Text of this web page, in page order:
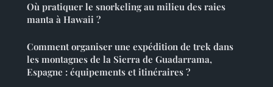
Où pratiquer le snorkeling au milieu des raies
manta à Hawaii ?
Comment organiser une expédition de trek dans
les montagnes de la Sierra de Guadarrama,
Espagne : équipements et itinéraires ?